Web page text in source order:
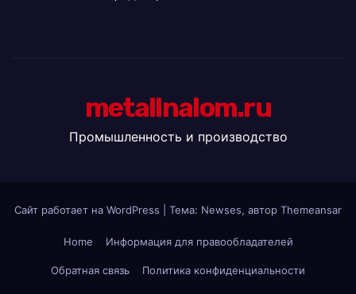
metallnalom.ru
Промышленность и производство
Сайт работает на WordPress Тема: Newses, автор Themeansar
Home Информация для правообладателей
Обратная связь Политика конфиденциальности